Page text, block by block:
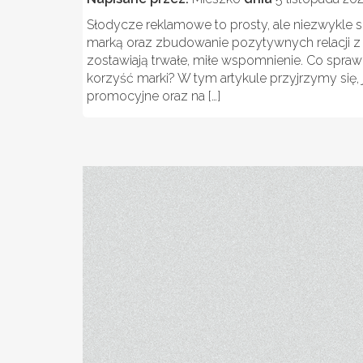
Słodycze reklamowe to prosty, ale
marką oraz zbudowanie pozytywnych relacji
zostawiają trwałe, miłe wspomnienie. Co
korzyść marki? W tym artykule przyjrzymy
promocyjne oraz na […]